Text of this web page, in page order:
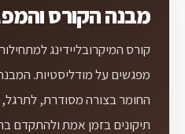
מבנה הקורס
מפגשים על מודליסטיות.
החומר בצורה מסודרת,
תיקונים בזמן אמת ולהתקדם